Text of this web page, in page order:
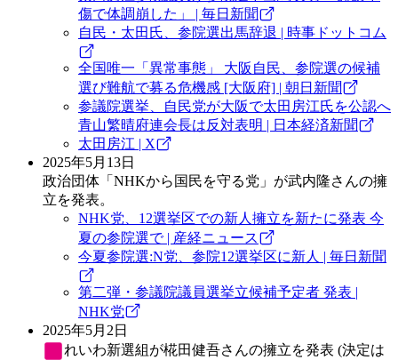
傷で体調崩した」 | 毎日新聞
自民・太田氏、参院選出馬辞退 | 時事ドットコム
全国唯一「異常事態」 大阪自民、参院選の候補
選び難航で募る危機感 [大阪府] | 朝日新聞
参議院選挙、自民党が大阪で太田房江氏を公認へ
青山繁晴府連会長は反対表明 | 日本経済新聞
太田房江 | X
2025年5月13日
政治団体「NHKから国民を守る党」が武内隆さんの擁
立を発表。
NHK党、12選挙区での新人擁立を新たに発表 今
夏の参院選で | 産経ニュース
今夏参院選:N党、参院12選挙区に新人 | 毎日新聞
第二弾・参議院議員選挙立候補予定者 発表 |
NHK党
2025年5月2日
れいわ新選組が椛田健吾さんの擁立を発表 (決定は